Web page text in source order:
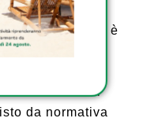
del vano tecnico è
CEI EN
1, per la
dei servizi
da normativa